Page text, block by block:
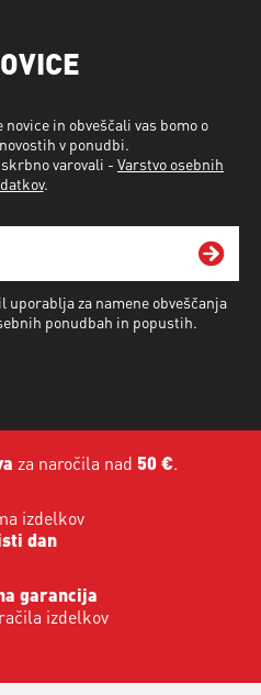
in obveščali vas bomo o
v ponudbi.
varovali - Varstvo osebnih
.
uporablja za namene obveščanja
ponudbah in popustih.
za naročila nad 50 €.
izdelkov
dan
garancija
izdelkov